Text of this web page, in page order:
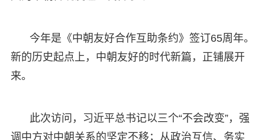
今年是《中朝友好合作互助条约》签订65周年。
新的历史起点上，中朝友好的时代新篇，正铺展开
来。
此次访问，习近平总书记以三个“不会改变”，强
调中方对中朝关系的坚定不移；从政治互信、务实